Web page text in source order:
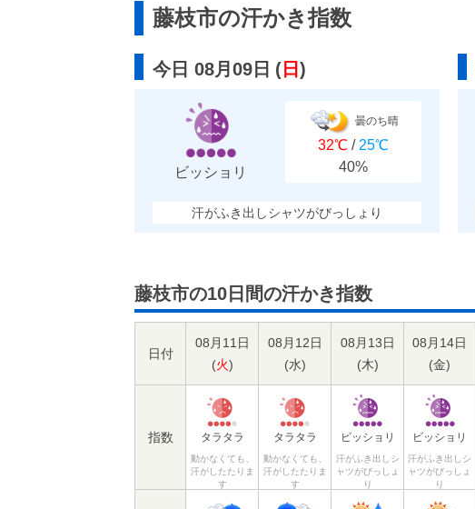
藤枝市の汗かき指数
今日 08月09日 ( 日 )
ビッショリ
曇のち晴
32℃ / 25℃
40%
汗がふき出しシャツがびっしょり
藤枝市の10日間の汗かき指数
日付
08月11日
(火)
08月12日
(水)
08月13日
(木)
08月14日
(金)
指数 タラタラ
動かなくても、
汗がしたたりま
す
タラタラ
動かなくても、
汗がしたたりま
す
ビッショリ
汗がふき出しシ
ャツがびっしょ
り
ビッショリ
汗がふき出しシ
ャツがびっしょ
り